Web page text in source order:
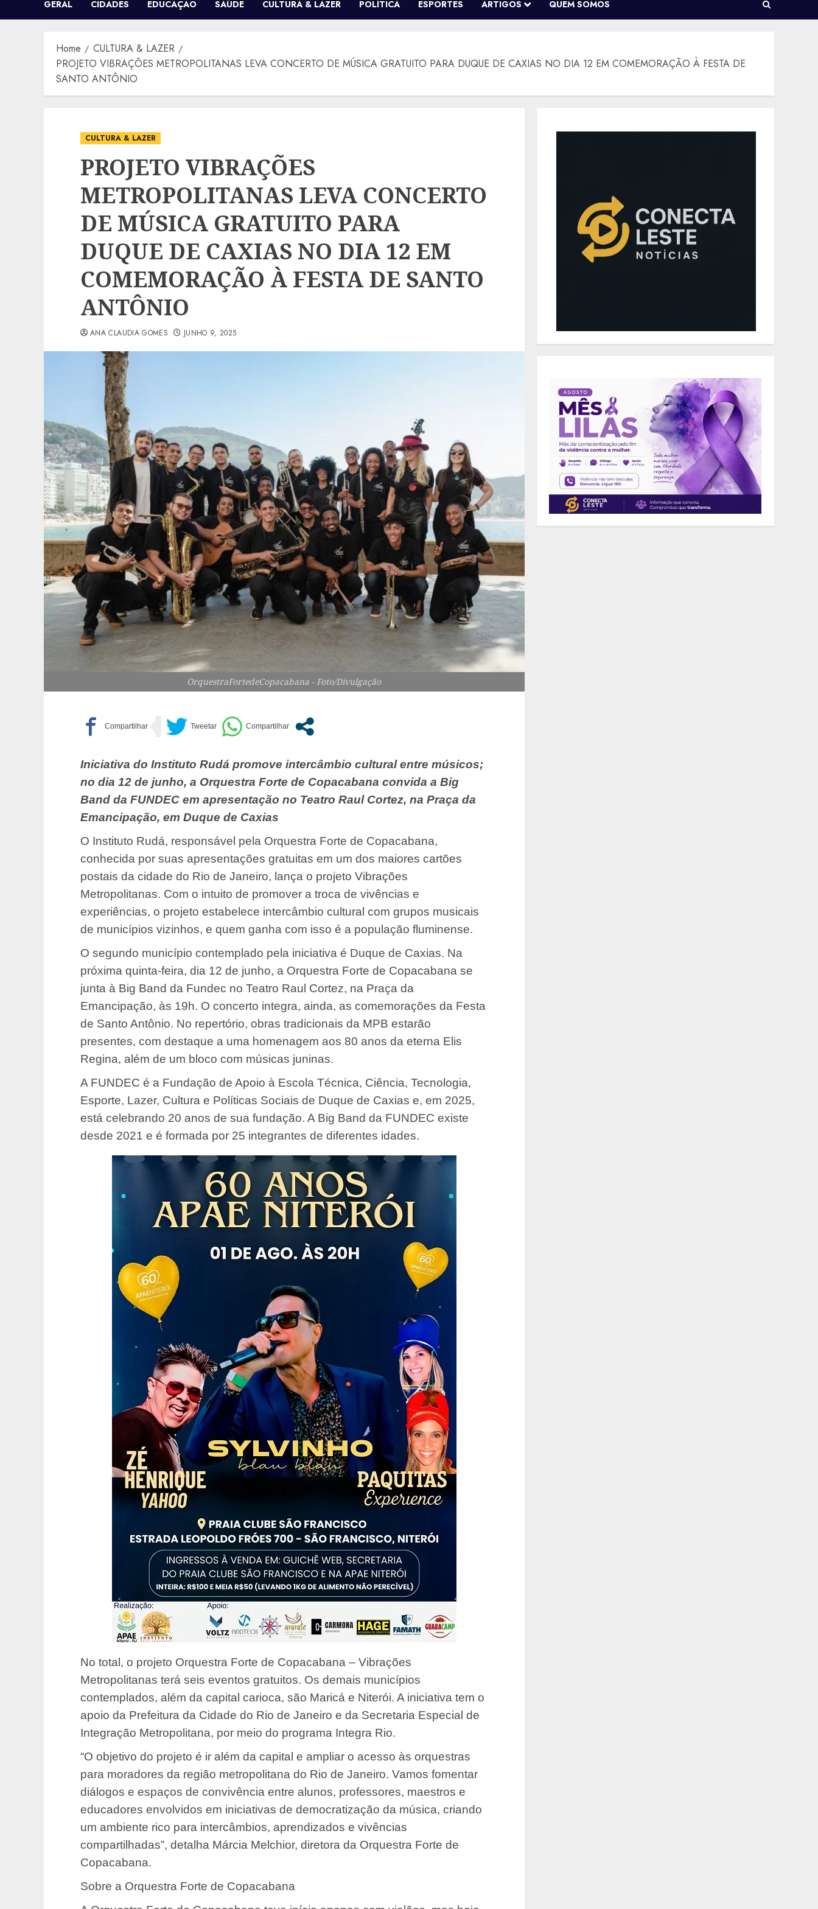
GERAL CIDADES EDUCAÇÃO SAÚDE CULTURA & LAZER POLÍTICA ESPORTES ARTIGOS QUEM SOMOS
Home
CULTURA & LAZER
PROJETO VIBRAÇÕES METROPOLITANAS LEVA CONCERTO DE MÚSICA GRATUITO PARA DUQUE DE CAXIAS NO DIA 12 EM COMEMORAÇÃO À FESTA DE
SANTO ANTÔNIO
CULTURA & LAZER
PROJETO VIBRAÇÕES
METROPOLITANAS LEVA CONCERTO
DE MÚSICA GRATUITO PARA
DUQUE DE CAXIAS NO DIA 12 EM
COMEMORAÇÃO À FESTA DE SANTO
ANTÔNIO
ANA CLAUDIA GOMES JUNHO 9, 2025
OrquestraFortedeCopacabana - Foto/Divulgação
Iniciativa do Instituto Rudá promove intercâmbio cultural entre músicos;
no dia 12 de junho, a Orquestra Forte de Copacabana convida a Big
Band da FUNDEC em apresentação no Teatro Raul Cortez, na Praça da
Emancipação, em Duque de Caxias
O Instituto Rudá, responsável pela Orquestra Forte de Copacabana,
conhecida por suas apresentações gratuitas em um dos maiores cartões
postais da cidade do Rio de Janeiro, lança o projeto Vibrações
Metropolitanas. Com o intuito de promover a troca de vivências e
experiências, o projeto estabelece intercâmbio cultural com grupos musicais
de municípios vizinhos, e quem ganha com isso é a população fluminense.
O segundo município contemplado pela iniciativa é Duque de Caxias. Na
próxima quinta-feira, dia 12 de junho, a Orquestra Forte de Copacabana se
junta à Big Band da Fundec no Teatro Raul Cortez, na Praça da
Emancipação, às 19h. O concerto integra, ainda, as comemorações da Festa
de Santo Antônio. No repertório, obras tradicionais da MPB estarão
presentes, com destaque a uma homenagem aos 80 anos da eterna Elis
Regina, além de um bloco com músicas juninas.
A FUNDEC é a Fundação de Apoio à Escola Técnica, Ciência, Tecnologia,
Esporte, Lazer, Cultura e Políticas Sociais de Duque de Caxias e, em 2025,
está celebrando 20 anos de sua fundação. A Big Band da FUNDEC existe
desde 2021 e é formada por 25 integrantes de diferentes idades.
No total, o projeto Orquestra Forte de Copacabana – Vibrações
Metropolitanas terá seis eventos gratuitos. Os demais municípios
contemplados, além da capital carioca, são Maricá e Niterói. A iniciativa tem o
apoio da Prefeitura da Cidade do Rio de Janeiro e da Secretaria Especial de
Integração Metropolitana, por meio do programa Integra Rio.
“O objetivo do projeto é ir além da capital e ampliar o acesso às orquestras
para moradores da região metropolitana do Rio de Janeiro. Vamos fomentar
diálogos e espaços de convivência entre alunos, professores, maestros e
educadores envolvidos em iniciativas de democratização da música, criando
um ambiente rico para intercâmbios, aprendizados e vivências
compartilhadas”, detalha Márcia Melchior, diretora da Orquestra Forte de
Copacabana.
Sobre a Orquestra Forte de Copacabana